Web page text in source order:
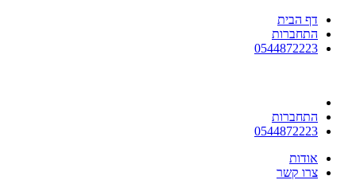
דף הבית
התחברות
0544872223
התחברות
0544872223
אודות
צרו קשר